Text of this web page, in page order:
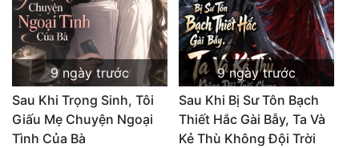
9 ngày trước
Sau Khi Trọng Sinh, Tôi
Giấu Mẹ Chuyện Ngoại
Tình Của Bà
9 ngày trước
Sau Khi Bị Sư Tôn Bạch
Thiết Hắc Gài Bẫy, Ta Và
Kẻ Thù Không Đội Trời